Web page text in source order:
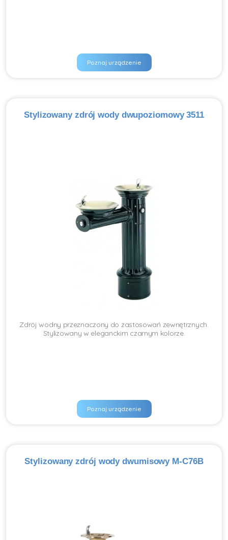
Poznaj urządzenie
Stylizowany zdrój wody dwupoziomowy 3511
Zdrój wodny przeznaczony do zastosowań zewnętrznych.
Stylizowany w eleganckim czarnym kolorze.
Poznaj urządzenie
Stylizowany zdrój wody dwumisowy M-C76B